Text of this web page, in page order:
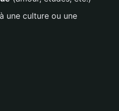
à une culture ou une